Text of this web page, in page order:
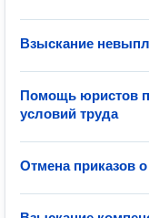
Взыскание
Помощь юристов
условий труда
Отмена приказов